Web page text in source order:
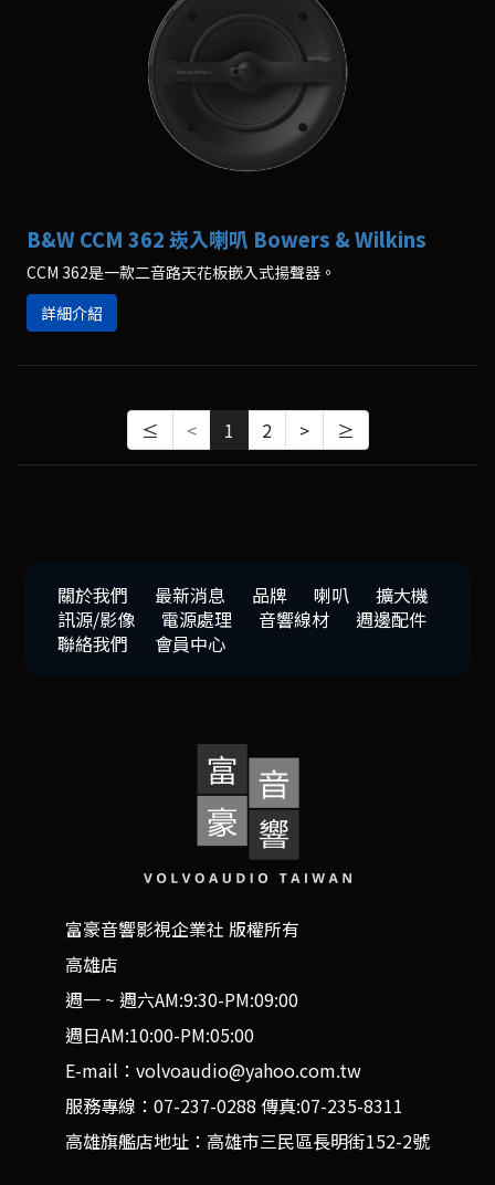
B&W CCM 362 崁入喇叭 Bowers & Wilkins
CCM 362是一款二音路天花板嵌入式揚聲器。
詳細介紹
≤ < 1 2 > ≥
關於我們 最新消息 品牌 喇叭
擴大機
訊源/影像
電源處理 音響線材
週邊配件
聯絡我們
會員中心
富豪音響影視企業社 版權所有
高雄店
週一 ~ 週六AM:9:30-PM:09:00
週日AM:10:00-PM:05:00
E-mail：volvoaudio@yahoo.com.tw
服務專線：07-237-0288 傳真:07-235-8311
高雄旗艦店地址：高雄市三民區長明街152-2號